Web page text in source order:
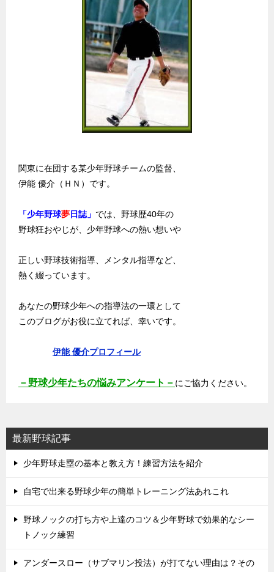
関東に在団する某少年野球チームの監督、
伊能 優介（ＨＮ）です。
「少年野球夢日誌」 では、野球歴40年の
野球狂おやじが、少年野球への熱い想いや
正しい野球技術指導、メンタル指導など、
熱く綴っています。
あなたの野球少年への指導法の一環として
このブログがお役に立てれば、幸いです。
伊能 優介プロフィール
－野球少年たちの悩みアンケート－ にご協力ください。
最新野球記事
少年野球走塁の基本と教え方！練習方法を紹介
自宅で出来る野球少年の簡単トレーニング法あれこれ
野球ノックの打ち方や上達のコツ＆少年野球で効果的なシー
トノック練習
アンダースロー（サブマリン投法）が打てない理由は？その